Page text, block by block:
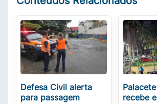
Defesa Civil alerta
para passagem
recebe